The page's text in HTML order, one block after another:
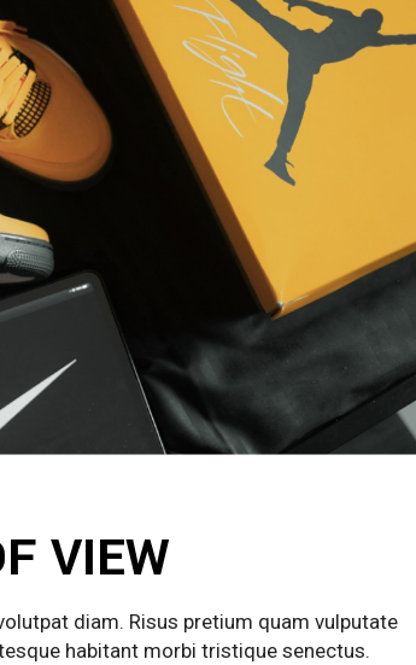
VIEW
diam. Risus pretium quam vulputate
habitant morbi tristique senectus.